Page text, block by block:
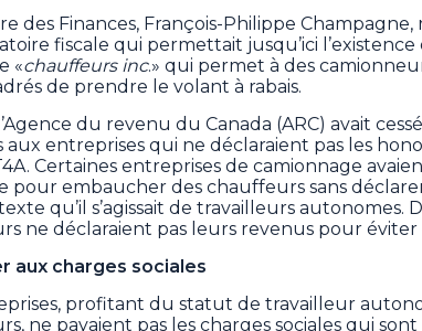
des Finances, François-Philippe Champagne,
fiscale qui permettait jusqu’ici
«chauffeurs inc.» qui permet à des
de prendre le volant à rabais.
du revenu du Canada (ARC) avait
aux entreprises qui ne déclaraient pas les
Certaines entreprises de camionnage
pour embaucher des chauffeurs sans
qu’il s’agissait de travailleurs autonomes.
ne déclaraient pas leurs revenus pour éviter
aux charges sociales
profitant du statut de travailleur
ne payaient pas les charges sociales qui